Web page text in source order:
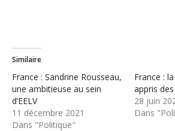
Similaire
France : Sandrine Rousseau,
une ambitieuse au sein
d’EELV
11 décembre 2021
Dans "Politique"
France :
appris
28 juin
Dans